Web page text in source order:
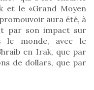
et le «Grand Moyen
aura été, à
par son impact sur
le monde, avec le
en Irak, que par
de dollars, que par